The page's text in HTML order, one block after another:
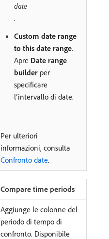
date
.
Custom date range
to this date range.
Apre Date range
builder per
specificare
l’intervallo di date.
Per ulteriori
informazioni, consulta
Confronto date.
Compare time periods
Aggiunge le colonne del
periodo di tempo di
confronto. Disponibile